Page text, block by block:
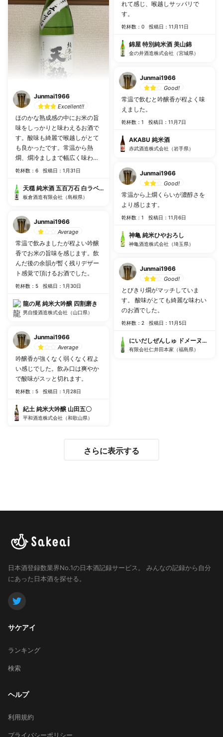
Junmai1966
Excellent!!
ほのかな熟成感の中にお米の旨
味をしっかりと味わえるお酒で
す。酸味も綺麗で喉越しがとて
も良かったです。常温から熱
燗、燗冷ましまで幅広く味わえ
ました。
乾杯数：6 投稿日：1月31日
天穏 純米酒 五百万石 白ラベル
板倉酒造有限会社（島根県）
Junmai1966
Average
常温で飲みましたが程よい吟醸
香でお米の旨味を感じます。飲
んだ後の余韻が暫く残りデザー
ト感覚で頂けるお酒でした。
乾杯数：5 投稿日：1月30日
龍の尾 純米大吟醸 四割磨き
男自慢酒造株式会社（山口県）
Junmai1966
Average
吟醸香が強くなく弱くなく程よ
い感じでした。飲み口は爽やか
で酸味がスッと切れます。
乾杯数：5 投稿日：1月28日
紀土 純米大吟醸 山田五〇
平和酒造株式会社（和歌山県）
れて感じ、喉越しサッパリで
す。
乾杯数：0 投稿日：11月11日
錦屋 特別純米酒 美山錦
金の井酒造株式会社（宮城県）
Junmai1966
Good!
常温で飲むと吟醸香が程よく味
えました。
乾杯数：1 投稿日：11月7日
AKABU 純米酒
赤武酒造株式会社（岩手県）
Junmai1966
Good!
常温から上燗くらいが濃醇さを
より感じます。
乾杯数：1 投稿日：11月6日
神亀 純米ひやおろし
神亀酒造株式会社（埼玉県）
Junmai1966
Good!
とびきり燗がマッチしていま
す。 酸味がとても綺麗な味わい
のお酒でした。
乾杯数：2 投稿日：11月5日
にいだしぜんしゅ ドメーヌ無農薬
有限会社仁井田本家（福島県）
さらに表示する
日本酒登録数業界No.1の日本酒記録サービス。
みんなの記録から自分
にあった日本酒を探せる。
サケアイ
ランキング
検索
ヘルプ
利用規約
プライバシーポリシー